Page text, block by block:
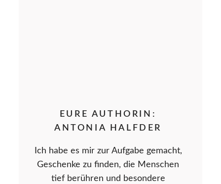
EURE AUTHORIN:
ANTONIA HALFDER
Ich habe es mir zur Aufgabe gemacht,
Geschenke zu finden, die Menschen
tief berühren und besondere